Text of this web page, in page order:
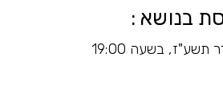
בנושא :